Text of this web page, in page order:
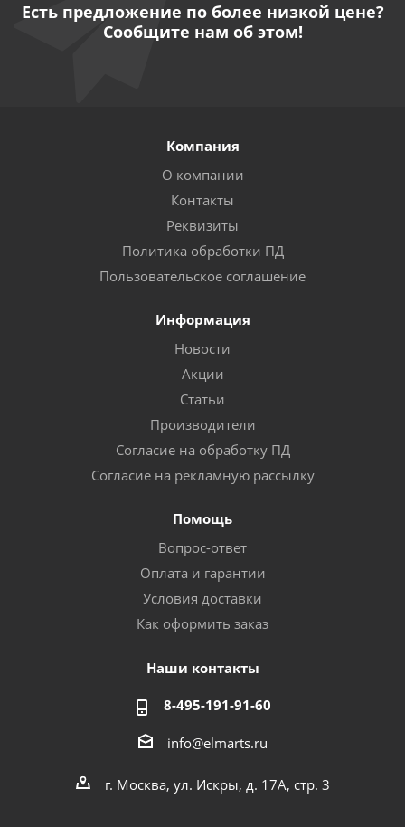
Есть предложение по более низкой цене?
Сообщите нам об этом!
Компания
О компании
Контакты
Реквизиты
Политика обработки ПД
Пользовательское соглашение
Информация
Новости
Акции
Статьи
Производители
Согласие на обработку ПД
Согласие на рекламную рассылку
Помощь
Вопрос-ответ
Оплата и гарантии
Условия доставки
Как оформить заказ
Наши контакты
8-495-191-91-60
info@elmarts.ru
г. Москва, ул. Искры, д. 17А, стр. 3